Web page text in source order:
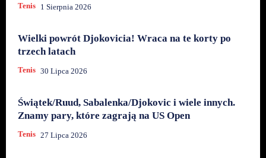
Tenis 1 Sierpnia 2026
Wielki powrót Djokovicia! Wraca na te korty po
trzech latach
Tenis 30 Lipca 2026
Świątek/Ruud, Sabalenka/Djokovic i wiele innych.
Znamy pary, które zagrają na US Open
Tenis 27 Lipca 2026